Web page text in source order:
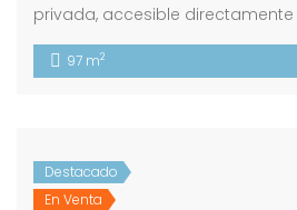
privada, accesible
97 m2
Destacado
En Venta